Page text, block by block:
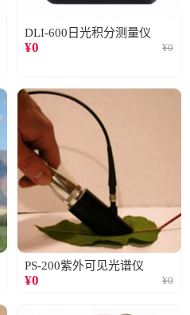
DLI-600日光积分测量仪
¥0 ¥0
PS-200紫外可见光谱仪
¥0 ¥0